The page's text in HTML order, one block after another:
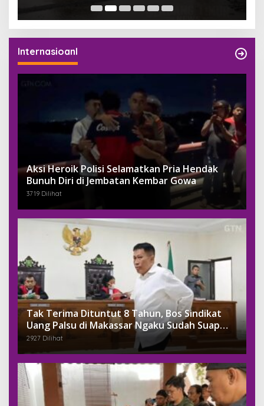
Internasioanl
Aksi Heroik Polisi Selamatkan Pria Hendak
Bunuh Diri di Jembatan Kembar Gowa
3719 Dilihat
Tak Terima Dituntut 8 Tahun, Bos Sindikat
Uang Palsu di Makassar Ngaku Sudah Suap
Jaksa Dengan Miliaran
2927 Dilihat